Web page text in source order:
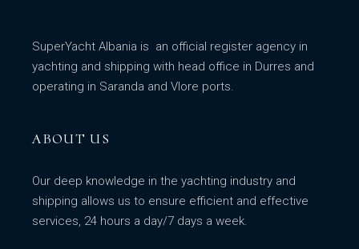
SuperYacht Albania is an official register agency in
yachting and shipping with head office in Durres and
operating in Saranda and Vlore ports.
ABOUT US
Our deep knowledge in the yachting industry and
shipping allows us to ensure efficient and effective
services, 24 hours a day/7 days a week.